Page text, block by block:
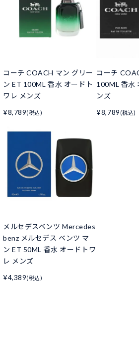
コーチ COACH マン グリー
ン ET 100ML 香水 オードト
ワレ メンズ
¥8,789(税込)
コーチ
100ML 香水
ンズ
¥8,789 (税込)
メルセデスベンツ Mercedes
benz メルセデス ベンツ マ
ン ET 50ML 香水 オードトワ
レ メンズ
¥4,389(税込)